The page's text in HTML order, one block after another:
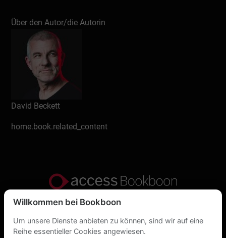
Über den Autor/die Autorin
David Beckett
home.book.related_content
Datenschutzerklärung
Über uns
Willkommen bei Bookboon
Um unsere Dienste anbieten zu können, sind wir auf eine
Reihe essentieller Cookies angewiesen.